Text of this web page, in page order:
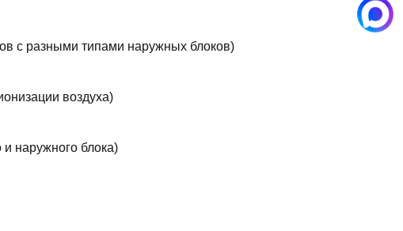
с разными типами наружных блоков)
воздуха)
и наружного блока)